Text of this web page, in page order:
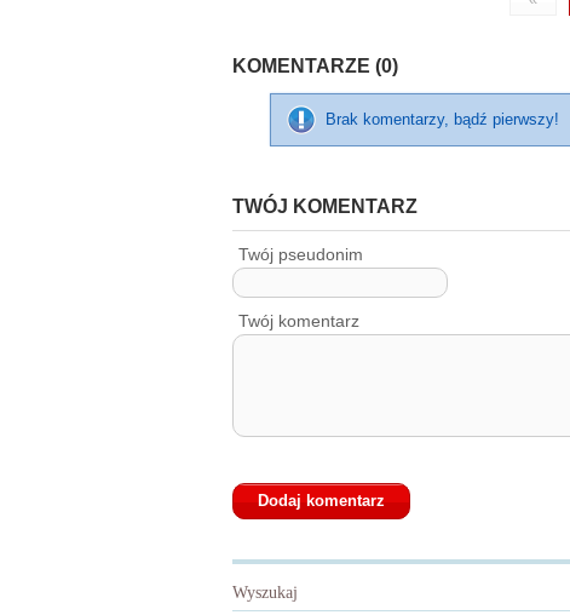
KOMENTARZE (0)
Brak komentarzy, bądź pierwszy!
TWÓJ KOMENTARZ
Twój pseudonim
Twój komentarz
Wyszukaj